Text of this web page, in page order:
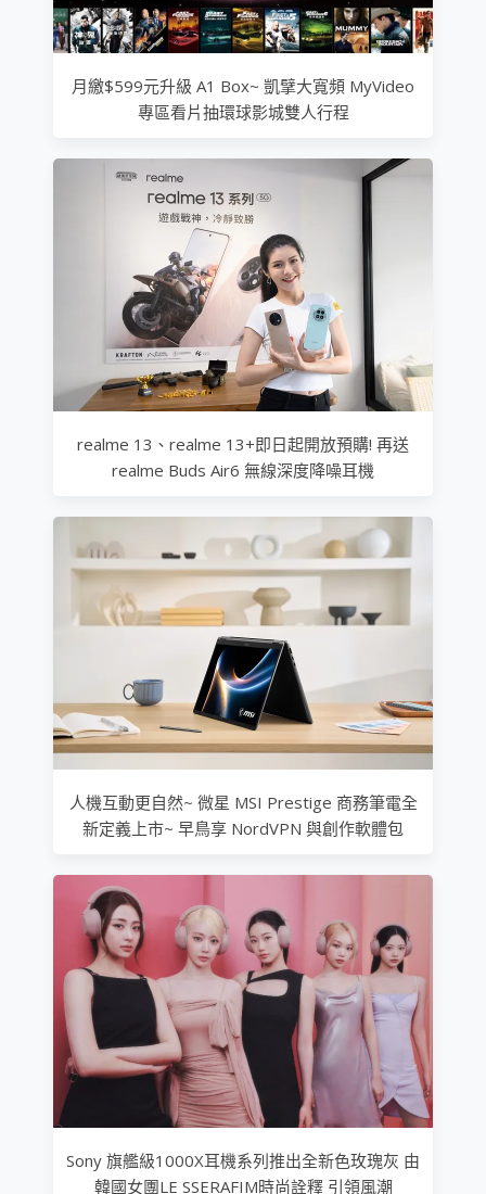
月繳$599元升級 A1 Box~ 凱擘大寬頻 MyVideo
專區看片抽環球影城雙人行程
realme 13、realme 13+即日起開放預購! 再送
realme Buds Air6 無線深度降噪耳機
人機互動更自然~ 微星 MSI Prestige 商務筆電全
新定義上市~ 早鳥享 NordVPN 與創作軟體包
Sony 旗艦級1000X耳機系列推出全新色玫瑰灰 由
韓國女團LE SSERAFIM時尚詮釋 引領風潮